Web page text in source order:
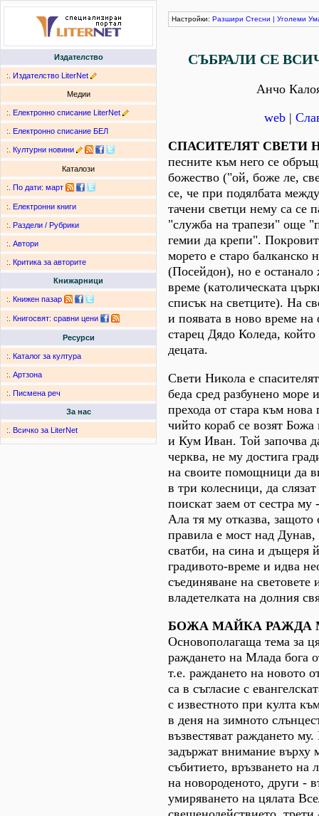
Издателство
:. Издателство LiterNet
Медии
:. Електронно списание LiterNet
:. Електронно списание БЕЛ
:. Културни новини
Каталози
:. По дати: март
:. Електронни книги
:. Раздели / Рубрики
:. Автори
:. Критика за авторите
Книжарници
:. Книжен пазар
:. Книгосвят: сравни цени
Ресурси
:. Каталог за култура
:. Артзона
:. Писмена реч
За нас
:. Всичко за LiterNet
Настройки: Разшири Стесни | Уголеми
СЪБРАЛИ СЕ
Анчо
web |
СПАСИТЕЛЯТ СВЕТИ
песните към него се
божество ("ой, боже ле,
се, че при подялбата
тачени светци нему са се
"служба на трапези" още
гемии да крепи".
морето е старо балканско
(Посейдон), но е
време (католическата
списък на светците). На
и появата в ново време на
старец Дядо Коледа,
децата.
Свети Никола е
беда сред разбунено море
прехода от стара към нова
чийто кораб се возят
и Кум Иван. Той започва
черква, не му достига
на своите помощници да
в три колесници, да
поискат заем от сестра
Ала тя му отказва, защото
правила е мост над Дунав,
сватби, на сина и дъщеря
градивото-време и идва
съединяване на световете
владетелката на долния
БОЖА МАЙКА РАЖДА
Основополагаща тема за
раждането на Млада бога
т.е. раждането на новото
са в съгласие с
с известното при култа
в деня на зимното
възвестяват раждането
задържат внимание върху
събитието, връзването на
на новороденото, други -
умиряването на цялата